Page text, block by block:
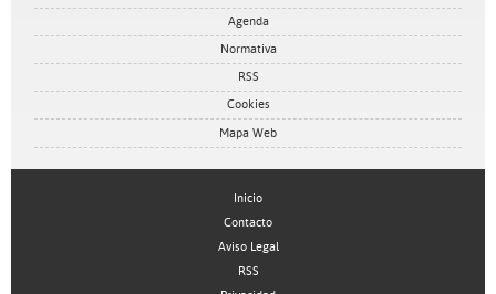
Agenda
Normativa
RSS
Cookies
Mapa Web
Inicio
Contacto
Aviso Legal
RSS